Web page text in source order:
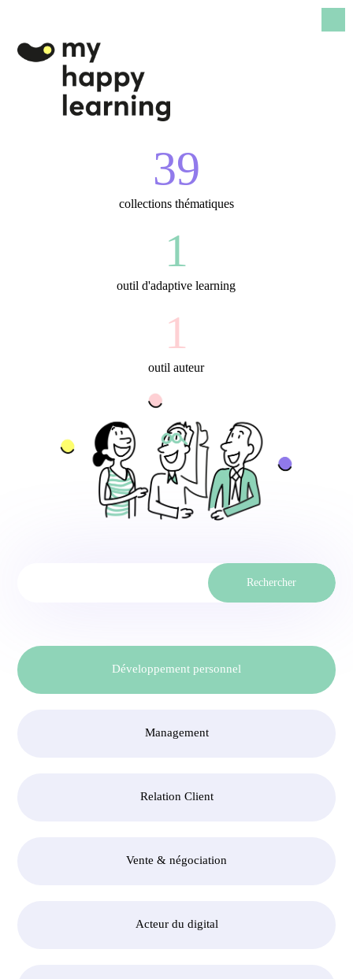
39
collections thématiques
1
outil d'adaptive learning
1
outil auteur
Rechercher
Développement personnel
Management
Relation Client
Vente & négociation
Acteur du digital